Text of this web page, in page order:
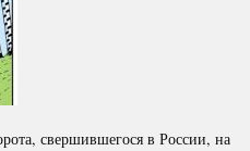
свершившегося в России, на